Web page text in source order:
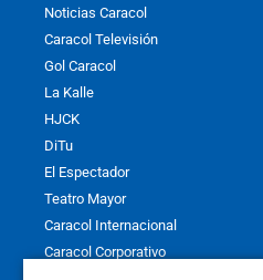
Noticias Caracol
Caracol Televisión
Gol Caracol
La Kalle
HJCK
DiTu
El Espectador
Teatro Mayor
Caracol Internacional
Caracol Corporativo